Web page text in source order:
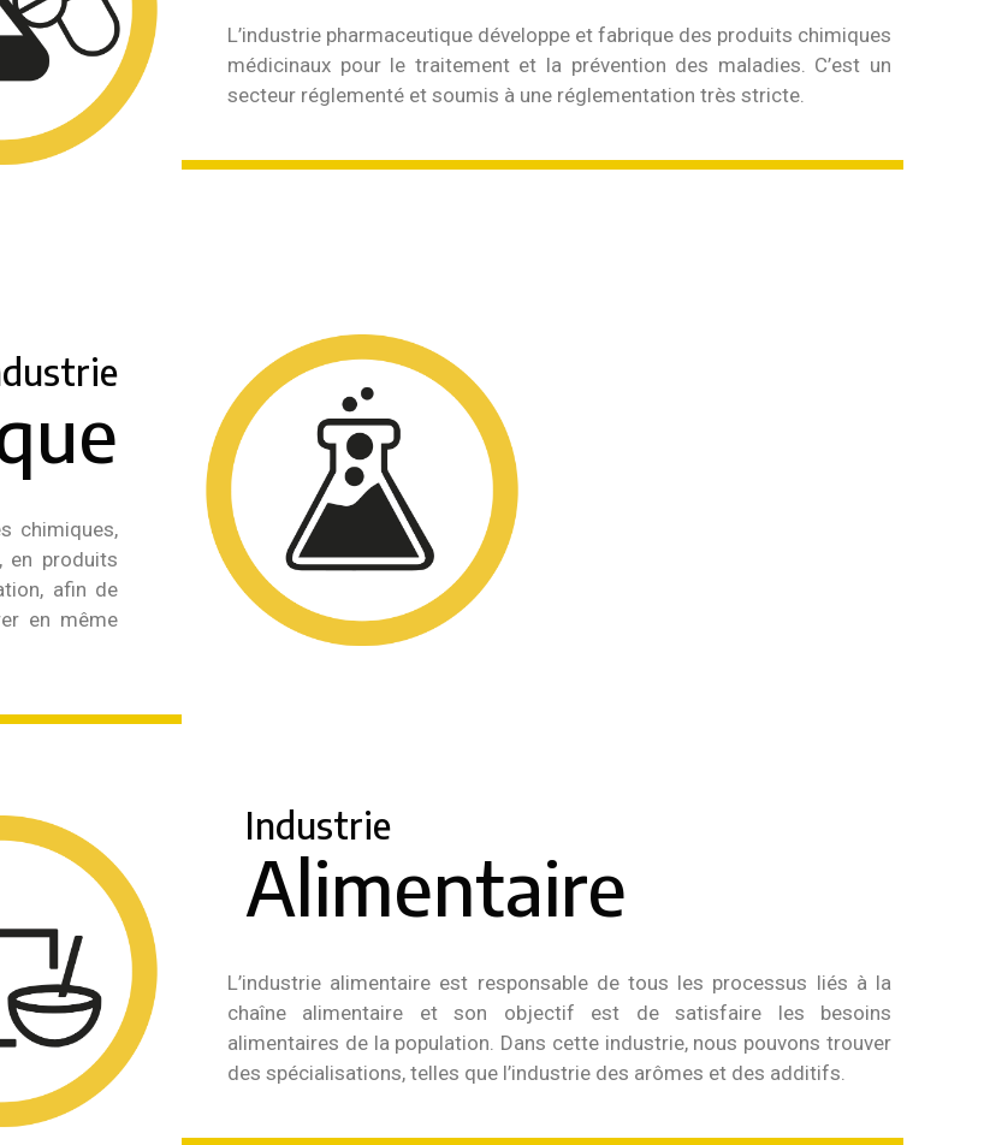
L’industrie pharmaceutique développe et fabrique des produits chimiques
médicinaux pour le traitement et la prévention des maladies. C’est un
secteur réglementé et soumis à une réglementation très stricte.
chimiques,
en produits
afin de
en même
Industrie
Alimentaire
L’industrie alimentaire est responsable de tous les processus liés à la
chaîne alimentaire et son objectif est de satisfaire les besoins
alimentaires de la population. Dans cette industrie, nous pouvons trouver
des spécialisations, telles que l’industrie des arômes et des additifs.